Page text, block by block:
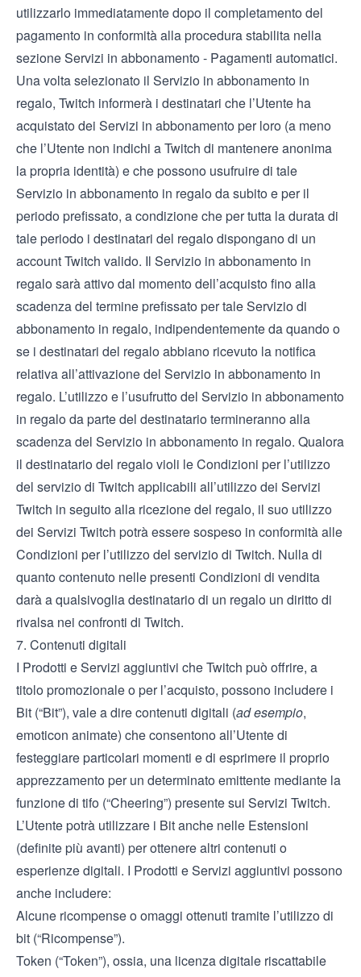
utilizzarlo immediatamente dopo il completamento del
pagamento in conformità alla procedura stabilita nella
sezione Servizi in abbonamento - Pagamenti automatici.
Una volta selezionato il Servizio in abbonamento in
regalo, Twitch informerà i destinatari che l’Utente ha
acquistato dei Servizi in abbonamento per loro (a meno
che l’Utente non indichi a Twitch di mantenere anonima
la propria identità) e che possono usufruire di tale
Servizio in abbonamento in regalo da subito e per il
periodo prefissato, a condizione che per tutta la durata di
tale periodo i destinatari del regalo dispongano di un
account Twitch valido. Il Servizio in abbonamento in
regalo sarà attivo dal momento dell’acquisto fino alla
scadenza del termine prefissato per tale Servizio di
abbonamento in regalo, indipendentemente da quando o
se i destinatari del regalo abbiano ricevuto la notifica
relativa all’attivazione del Servizio in abbonamento in
regalo. L’utilizzo e l’usufrutto del Servizio in abbonamento
in regalo da parte del destinatario termineranno alla
scadenza del Servizio in abbonamento in regalo. Qualora
il destinatario del regalo violi leCondizioni per l’utilizzo
del serviziodi Twitch applicabili all’utilizzo dei Servizi
Twitch in seguito alla ricezione del regalo, il suo utilizzo
dei Servizi Twitch potrà essere sospeso in conformità alle
Condizioni per l’utilizzo del serviziodi Twitch. Nulla di
quanto contenuto nelle presenti Condizioni di vendita
darà a qualsivoglia destinatario di un regalo un diritto di
rivalsa nei confronti di Twitch.
7. Contenuti digitali
I Prodotti e Servizi aggiuntivi che Twitch può offrire, a
titolo promozionale o per l’acquisto, possono includere i
Bit (“Bit”), vale a dire contenuti digitali (ad esempio,
emoticon animate) che consentono all’Utente di
festeggiare particolari momenti e di esprimere il proprio
apprezzamento per un determinato emittente mediante la
funzione di tifo (“Cheering”) presente sui Servizi Twitch.
L’Utente potrà utilizzare i Bit anche nelle Estensioni
(definite più avanti) per ottenere altri contenuti o
esperienze digitali. I Prodotti e Servizi aggiuntivi possono
anche includere:
Alcune ricompense o omaggi ottenuti tramite l’utilizzo di
bit (“Ricompense”).
Token (“Token”), ossia, una licenza digitale riscattabile